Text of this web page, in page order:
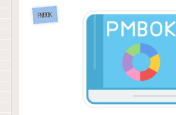
PMBOK